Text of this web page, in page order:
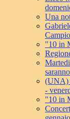
Una
"10 in
(UNA)
-
"10 in